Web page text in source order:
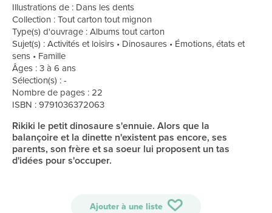
Illustrations de : Dans les dents
Collection : Tout carton tout mignon
Type(s) d'ouvrage : Albums tout carton
Sujet(s) : Activités et loisirs • Dinosaures • Émotions, états et
sens • Famille
Âges : 3 à 6 ans
Sélection(s) : -
Nombre de pages : 22
ISBN : 9791036372063
Rikiki le petit dinosaure s'ennuie. Alors que la
balançoire et la dinette n'existent pas encore, ses
parents, son frère et sa soeur lui proposent un tas
d'idées pour s'occuper.
Ajouter à une liste